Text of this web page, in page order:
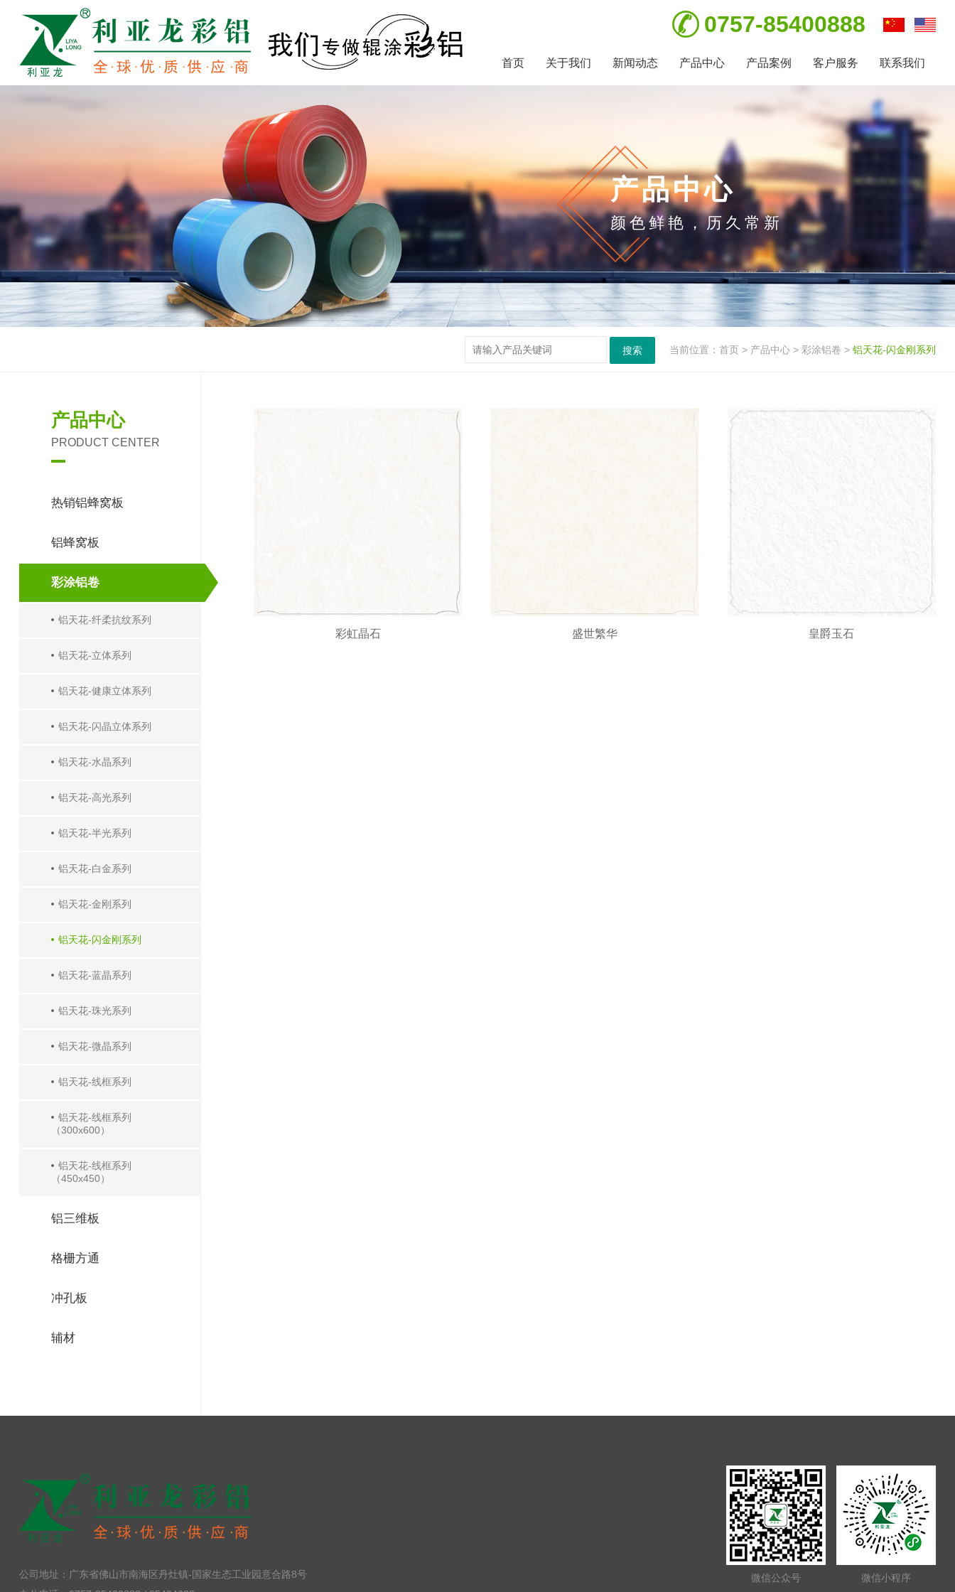
0757-85400888
首页 关于我们 新闻动态 产品中心 产品案例 客户服务 联系我们
产品中心
颜色鲜艳，历久常新
搜索 当前位置：首页 > 产品中心 > 彩涂铝卷>铝天花-闪金刚系列
产品中心
PRODUCT CENTER
热销铝蜂窝板
铝蜂窝板
彩涂铝卷
铝天花-纤柔抗纹系列
铝天花-立体系列
铝天花-健康立体系列
铝天花-闪晶立体系列
铝天花-水晶系列
铝天花-高光系列
铝天花-半光系列
铝天花-白金系列
铝天花-金刚系列
铝天花-闪金刚系列
铝天花-蓝晶系列
铝天花-珠光系列
铝天花-微晶系列
铝天花-线框系列
铝天花-线框系列
（300x600）
铝天花-线框系列
（450x450）
铝三维板
格栅方通
冲孔板
辅材
彩虹晶石 盛世繁华 皇爵玉石
公司地址：广东省佛山市南海区丹灶镇-国家生态工业园意合路8号
微信小程序
微信公众号